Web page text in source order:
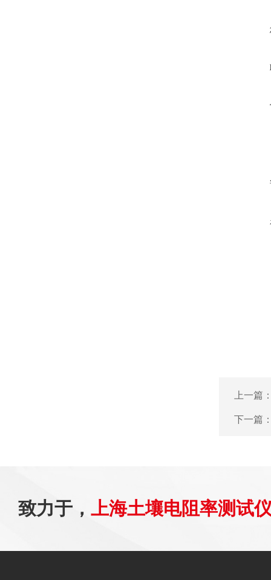
上一篇
下一篇
致力于， 上海土壤电阻率测试